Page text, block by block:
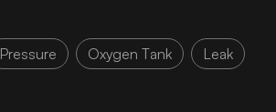
Pressure Oxygen Tank Leak